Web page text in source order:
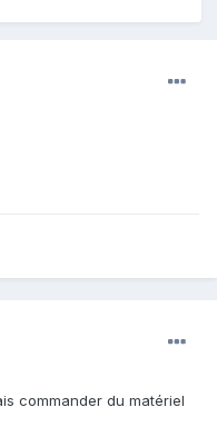
commander du matériel